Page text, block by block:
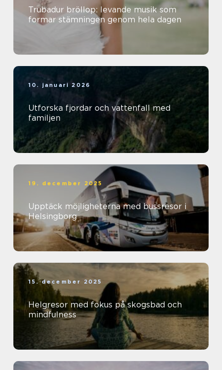
Trubadur bröllop: levande musik som
formar stämningen genom hela dagen
10. januari 2026
Utforska fjordar och vattenfall med
familjen
19. december 2025
Upptäck möjligheterna med bussresor i
Helsingborg
15. december 2025
Helgresor med fokus på skogsbad och
mindfulness